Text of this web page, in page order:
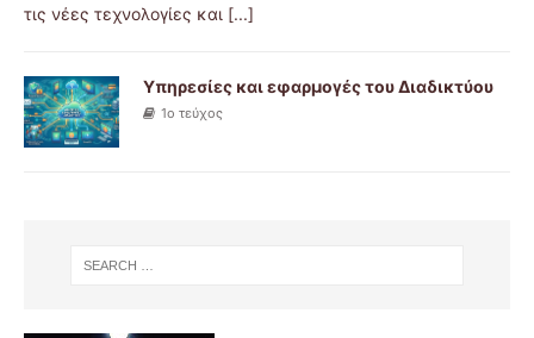
τις νέες τεχνολογίες και [...]
Υπηρεσίες και εφαρμογές του Διαδικτύου
1ο τεύχος